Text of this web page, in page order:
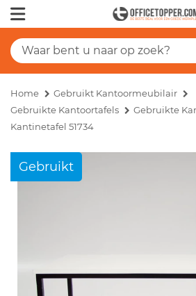
Home
Gebruikt Kantoormeubilair
Gebruikte Kantoortafels
Gebruikte
Kantinetafel 51734
Gebruikt